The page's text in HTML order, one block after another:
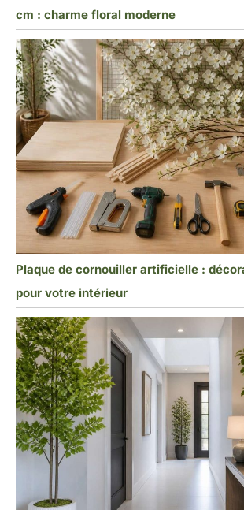
cm : charme floral moderne
Plaque de cornouiller artificielle :
pour votre intérieur